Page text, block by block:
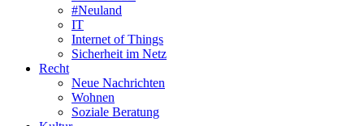
#Neuland
IT
Internet of Things
Sicherheit im Netz
Recht
Neue Nachrichten
Wohnen
Soziale Beratung